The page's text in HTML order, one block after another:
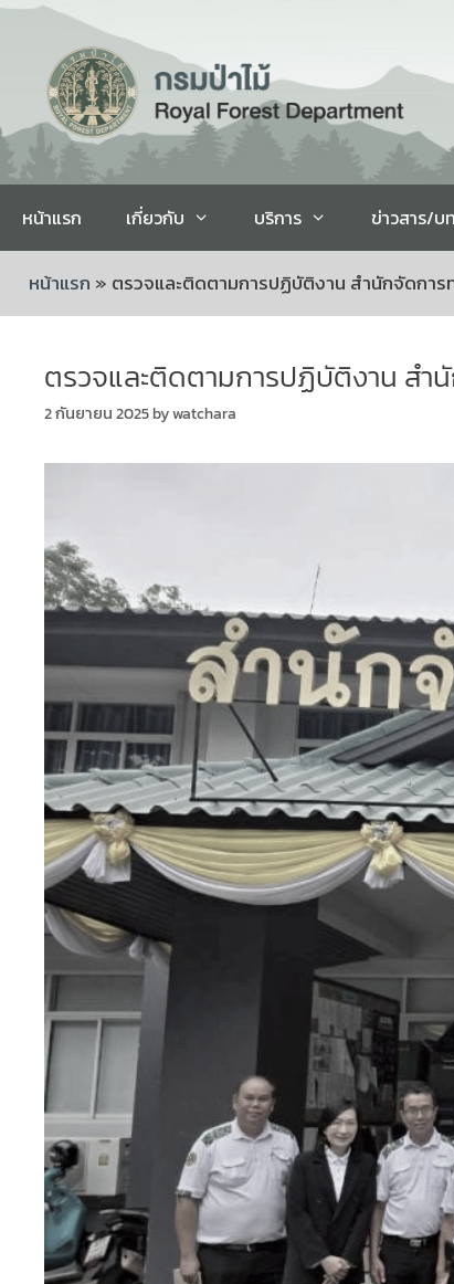
หน้าแรก เกี่ยวกับ บริการ ข่าวสาร/บ
หน้าแรก » ตรวจและติดตามการปฏิบัติงาน สำนักจัดการ
ตรวจและติดตามการปฏิบัติงาน สำ
2 กันยายน 2025bywatchara